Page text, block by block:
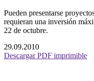
Pueden presentarse
requieran una inversión
22 de octubre.
29.09.2010
Descargar PDF imprimible